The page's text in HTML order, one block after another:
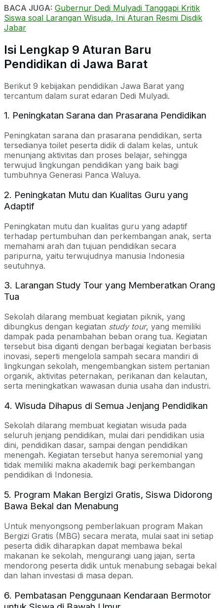
BACA JUGA: Gubernur Dedi Mulyadi Tanggapi Kritik
Siswa soal Larangan Wisuda, Ini Aturan Resmi Disdik
Jabar
Isi Lengkap 9 Aturan Baru
Pendidikan di Jawa Barat
Berikut 9 kebijakan pendidikan Jawa Barat yang
tercantum dalam surat edaran Dedi Mulyadi.
1. Peningkatan Sarana dan Prasarana Pendidikan
Peningkatan sarana dan prasarana pendidikan, serta
tersedianya toilet peserta didik di dalam kelas, untuk
menunjang aktivitas dan proses belajar, sehingga
terwujud lingkungan pendidikan yang baik bagi
tumbuhnya Generasi Panca Waluya.
2. Peningkatan Mutu dan Kualitas Guru yang
Adaptif
Peningkatan mutu dan kualitas guru yang adaptif
terhadap pertumbuhan dan perkembangan anak, serta
memahami arah dan tujuan pendidikan secara
paripurna, yaitu terwujudnya manusia Indonesia
seutuhnya.
3. Larangan Study Tour yang Memberatkan Orang
Tua
Sekolah dilarang membuat kegiatan piknik, yang
dibungkus dengan kegiatan study tour, yang memiliki
dampak pada penambahan beban orang tua. Kegiatan
tersebut bisa diganti dengan berbagai kegiatan berbasis
inovasi, seperti mengelola sampah secara mandiri di
lingkungan sekolah, mengembangkan sistem pertanian
organik, aktivitas peternakan, perikanan dan kelautan,
serta meningkatkan wawasan dunia usaha dan industri.
4. Wisuda Dihapus di Semua Jenjang Pendidikan
Sekolah dilarang membuat kegiatan wisuda pada
seluruh jenjang pendidikan, mulai dari pendidikan usia
dini, pendidikan dasar, sampai dengan pendidikan
menengah. Kegiatan tersebut hanya seremonial yang
tidak memiliki makna akademik bagi perkembangan
pendidikan di Indonesia.
5. Program Makan Bergizi Gratis, Siswa Didorong
Bawa Bekal dan Menabung
Untuk menyongsong pemberlakuan program Makan
Bergizi Gratis (MBG) secara merata, mulai saat ini setiap
peserta didik diharapkan dapat membawa bekal
makanan ke sekolah, mengurangi uang jajan, serta
mendorong peserta didik untuk menabung sebagai bekal
dan lahan investasi di masa depan.
6. Pembatasan Penggunaan Kendaraan Bermotor